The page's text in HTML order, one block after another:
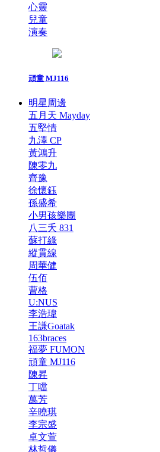
心靈
兒童
演奏
頑童 MJ116
明星周邊
五月天 Mayday
五堅情
九澤 CP
黃鴻升
陳零九
齊豫
徐懷鈺
孫盛希
小男孩樂團
八三夭 831
蘇打綠
縱貫線
周華健
伍佰
曹格
U:NUS
李浩瑋
王謙Goatak
163braces
福夢 FUMON
頑童 MJ116
陳昇
丁噹
萬芳
辛曉琪
李宗盛
卓文萱
林哲儀